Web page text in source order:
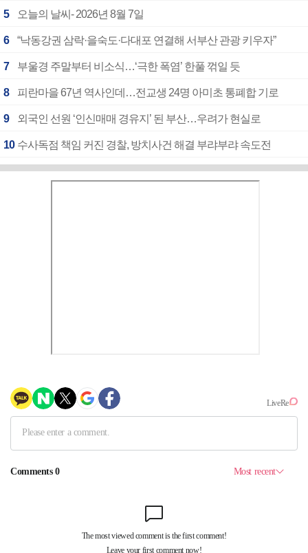
5 오늘의 날씨- 2026년 8월 7일
6 “낙동강권 삼락·을숙도·다대포 연결해 서부산 관광 키우자”
7 부울경 주말부터 비소식…‘극한 폭염’ 한풀 꺾일 듯
8 피란마을 67년 역사인데…전교생 24명 아미초 통폐합 기로
9 외국인 선원 ‘인신매매 경유지’ 된 부산…우려가 현실로
10 수사독점 책임 커진 경찰, 방치사건 해결 부랴부랴 속도전